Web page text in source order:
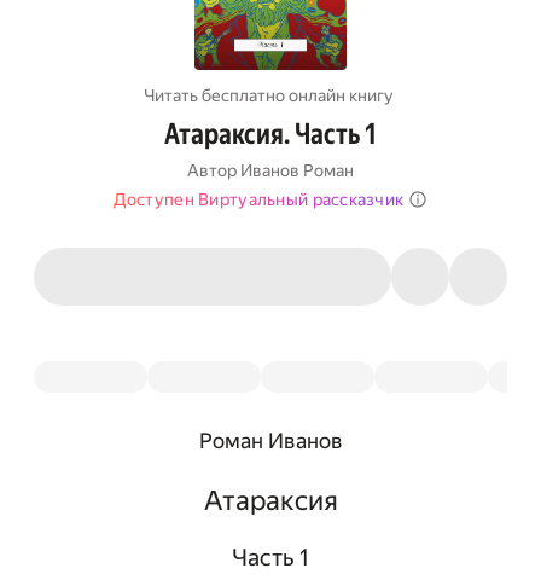
Читать бесплатно онлайн книгу
Атараксия. Часть 1
Автор Иванов Роман
Доступен Виртуальный рассказчик
Роман Иванов
Атараксия
Часть 1